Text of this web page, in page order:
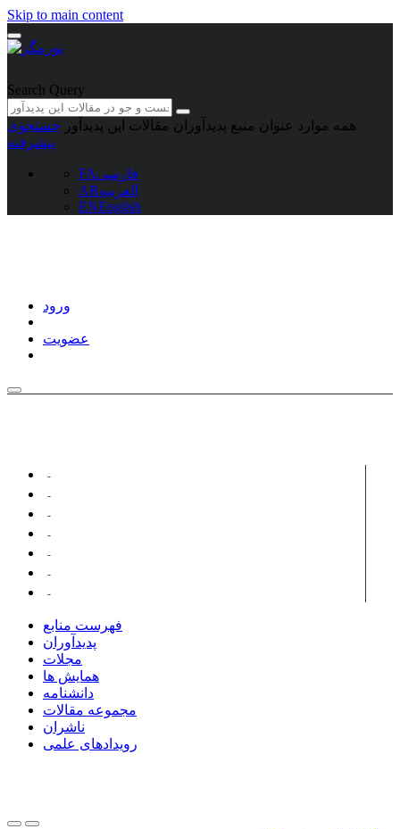
Skip to main content
Search Query
همه موارد عنوان منبع پدیدآوران مقالات این پدیدآور جستجوی
پیشرفته
FAفارسی
ARالعربیه
ENEnglish
ورود
عضویت
فهرست منابع
پدیدآوران
مجلات
همایش ها
دانشنامه
مجموعه مقالات
ناشران
رویدادهای علمی